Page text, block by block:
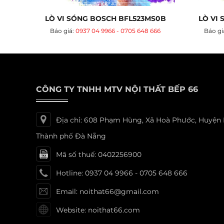
LÒ VI SÓNG BOSCH BFL523MS0B
Báo giá:0937 04 9966 - 0705 648 666
LÒ VI
Báo
CÔNG TY TNHH MTV NỘI THẤT BẾP 66
Địa chỉ: 608 Phạm Hùng, Xã Hoà Phước, Huyện
Thành phố Đà Nẵng
Mã số thuế: 0402256900
Hotline: 0937 04 9966 - 0705 648 666
Email: noithat66@gmail.com
Website: noithat66.com